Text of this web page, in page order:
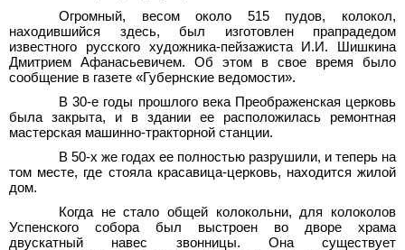
Огромный, весом около 515
пудов, колокол,
находившийся здесь, был изготовлен прапрадедом
известного русского художника-пейзажиста И.И.
Шишкина
Дмитрием Афанасьевичем. Об этом в свое время было
сообщение в газете «Губернские ведомости».
В 30-е годы прошлого века Преображенская церковь
была закрыта, и в здании ее расположилась ремонтная
мастерская машинно-тракторной станции.
В 50-х же годах ее полностью разрушили, и теперь на
том месте, где стояла красавица-церковь, находится жилой
дом.
Когда не стало общей колокольни, для колоколов
Успенского собора был выстроен во дворе храма
двускатный навес звонницы. Она существует